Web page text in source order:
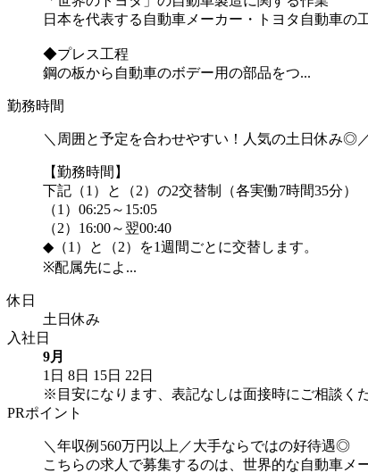
日本を代表する自動車メーカー・トヨタ自動車の
◆プレス工程
鋼の板から自動車のボデー用の部品をつ...
勤務時間
＼周囲と予定を合わせやすい！人気の土日休み◎
【勤務時間】
下記（1）と（2）の2交替制（各実働7時間35分）
（1）06:25～15:05
（2）16:00～翌00:40
◆（1）と（2）を1週間ごとに交替します。
※配属先によ...
休日
土日休み
入社日
9月
1日 8日 15日 22日
※目安になります、表記なしは面接時にご相談く
PRポイント
＼年収例560万円以上／大手ならではの好待遇◎
こちらの求人で募集するのは、世界的な自動車メ